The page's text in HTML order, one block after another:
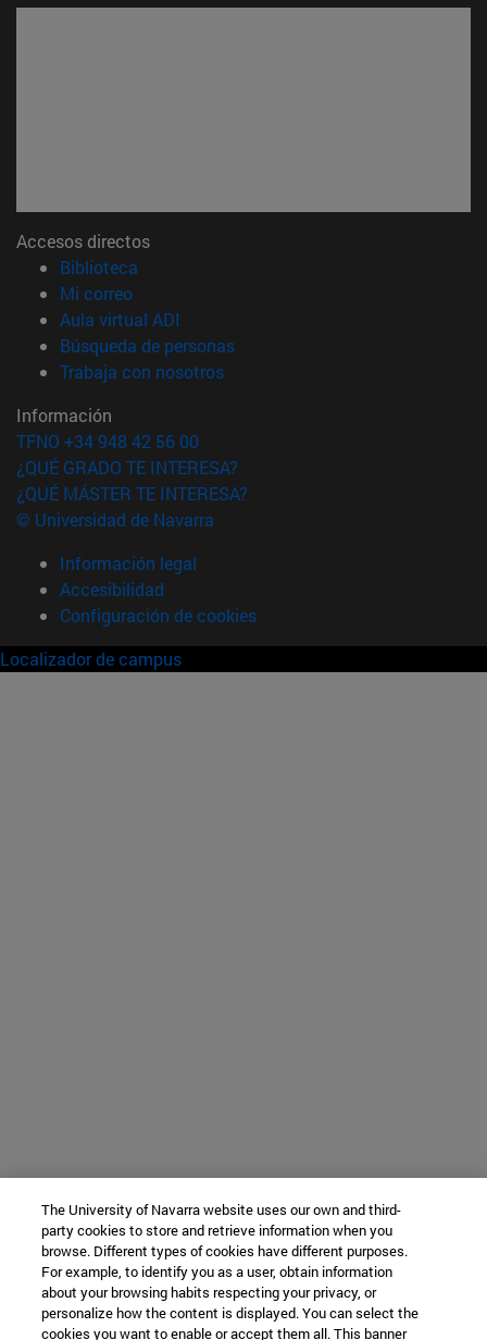
Accesos directos
Biblioteca
Mi correo(abre en nueva ventana)
Aula virtual ADI
Búsqueda de personas(abre en nueva ventana)
Trabaja con nosotros(abre en nueva ventana)
Información
TFNO +34 948 42 56 00
¿QUÉ GRADO TE INTERESA?
¿QUÉ MÁSTER TE INTERESA?
© Universidad de Navarra
Información legal
Accesibilidad
Configuración de cookies
Localizador de campus
The University of Navarra website uses our own and third-
party cookies to store and retrieve information when you
browse. Different types of cookies have different purposes.
For example, to identify you as a user, obtain information
about your browsing habits respecting your privacy, or
personalize how the content is displayed. You can select the
cookies you want to enable or accept them all. This banner